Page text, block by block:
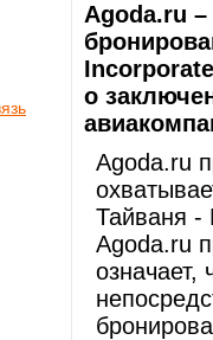
Agoda.ru
о
Agoda.ru
Тайваня -
Agoda.ru
означает,